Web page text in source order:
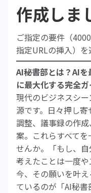
作成しま
ご指定の要件（
指定URLの挿入）を
AI秘書部とは？AI
に最大化する完全
現代のビジネスシ
源です。日々押し
調整、議事録の作
案。これらすべて
せんか。「もし、
考えたことは一度や
今、その願いを叶
ているのが「AI秘